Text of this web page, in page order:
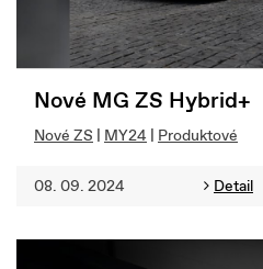
Nové MG ZS Hybrid+
Nové ZS | MY24 | Produktové
08. 09. 2024 Detail